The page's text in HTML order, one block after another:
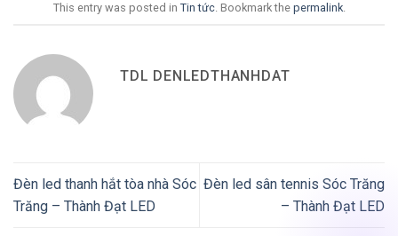
This entry was posted in Tin tức. Bookmark the permalink.
TDL DENLEDTHANHDAT
Đèn led thanh hắt tòa nhà Sóc
Trăng – Thành Đạt LED
Đèn led sân tennis Sóc Trăng
– Thành Đạt LED